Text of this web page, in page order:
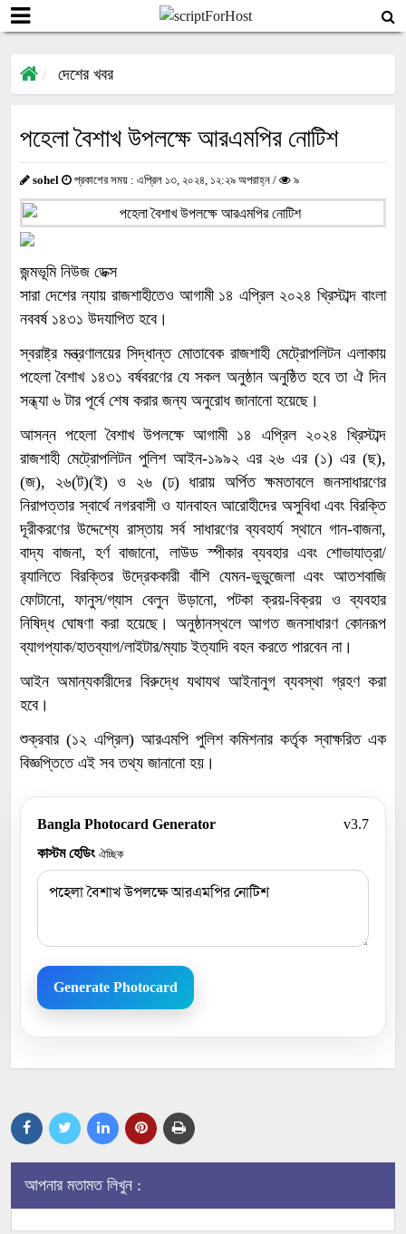
দেশের খবর
পহেলা বৈশাখ উপলক্ষে আরএমপির নোটিশ
sohel প্রকাশের সময় : এপ্রিল ১৩, ২০২৪, ১২:২৯ অপরাহ্ন / ৯
জন্মভূমি নিউজ ডেক্স
সারা দেশের ন্যায় রাজশাহীতেও আগামী ১৪ এপ্রিল ২০২৪ খ্রিস্টাব্দ বাংলা
নববর্ষ ১৪৩১ উদযাপিত হবে।
স্বরাষ্ট্র মন্ত্রণালয়ের সিদ্ধান্ত মোতাবেক রাজশাহী মেট্রোপলিটন এলাকায়
পহেলা বৈশাখ ১৪৩১ বর্ষবরণের যে সকল অনুষ্ঠান অনুষ্ঠিত হবে তা ঐ দিন
সন্ধ্যা ৬ টার পূর্বে শেষ করার জন্য অনুরোধ জানানো হয়েছে।
আসন্ন পহেলা বৈশাখ উপলক্ষে আগামী ১৪ এপ্রিল ২০২৪ খ্রিস্টাব্দ
রাজশাহী মেট্রোপলিটন পুলিশ আইন-১৯৯২ এর ২৬ এর (১) এর (ছ),
(জ), ২৬(ট)(ই) ও ২৬ (ঢ) ধারায় অর্পিত ক্ষমতাবলে জনসাধারণের
নিরাপত্তার স্বার্থে নগরবাসী ও যানবাহন আরোহীদের অসুবিধা এবং বিরক্তি
দূরীকরণের উদ্দেশ্যে রাস্তায় সর্ব সাধারণের ব্যবহার্য স্থানে গান-বাজনা,
বাদ্য বাজনা, হর্ণ বাজানো, লাউড স্পীকার ব্যবহার এবং শোভাযাত্রা/
র‌্যালিতে বিরক্তির উদ্রেককারী বাঁশি যেমন-ভুভুজেলা এবং আতশবাজি
ফোটানো, ফানুস/গ্যাস বেলুন উড়ানো, পটকা ক্রয়-বিক্রয় ও ব্যবহার
নিষিদ্ধ ঘোষণা করা হয়েছে। অনুষ্ঠানস্থলে আগত জনসাধারণ কোনরূপ
ব্যাগপ্যাক/হাতব্যাগ/লাইটার/ম্যাচ ইত্যাদি বহন করতে পারবেন না।
আইন অমান্যকারীদের বিরুদ্ধে যথাযথ আইনানুগ ব্যবস্থা গ্রহণ করা
হবে।
শুক্রবার (১২ এপ্রিল) আরএমপি পুলিশ কমিশনার কর্তৃক স্বাক্ষরিত এক
বিজ্ঞপ্তিতে এই সব তথ্য জানানো হয়।
Bangla Photocard Generator
v3.7
কাস্টম হেডিং ঐচ্ছিক
Generate Photocard
আপনার মতামত লিখুন :